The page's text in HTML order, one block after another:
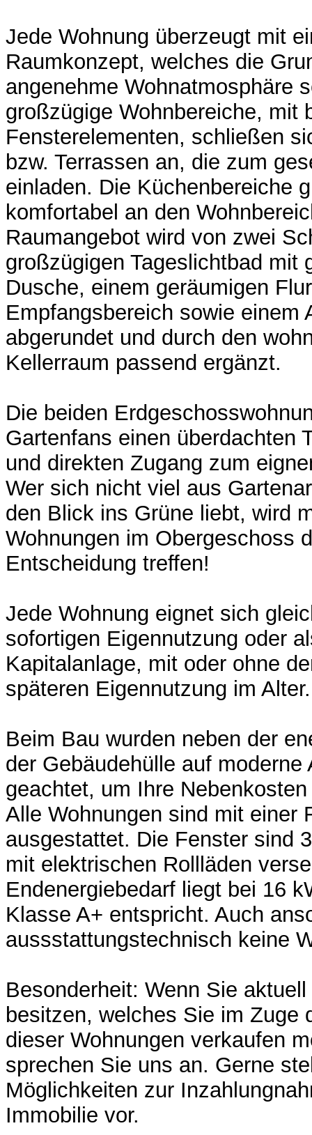
Jede Wohnung überzeugt mit
Raumkonzept, welches die
angenehme Wohnatmosphäre
großzügige Wohnbereiche, mit
Fensterelementen, schließen
bzw. Terrassen an, die zum
einladen. Die Küchenbereiche
komfortabel an den
Raumangebot wird von zwei
großzügigen Tageslichtbad mit
Dusche, einem geräumigen
Empfangsbereich sowie einem
abgerundet und durch den
Kellerraum passend ergänzt.
Die beiden
Gartenfans einen überdachten
und direkten Zugang zum
Wer sich nicht viel aus
den Blick ins Grüne liebt, wird
Wohnungen im Obergeschoss
Entscheidung treffen!
Jede Wohnung eignet sich
sofortigen Eigennutzung oder
Kapitalanlage, mit oder ohne
späteren Eigennutzung im Alter.
Beim Bau wurden neben der
der Gebäudehülle auf moderne
geachtet, um Ihre
Alle Wohnungen sind mit einer
ausgestattet. Die Fenster sind
mit elektrischen Rollläden
Endenergiebedarf liegt bei 16
Klasse A+ entspricht. Auch
aussstattungstechnisch keine
Besonderheit: Wenn Sie
besitzen, welches Sie im Zuge
dieser Wohnungen verkaufen
sprechen Sie uns an. Gerne
Möglichkeiten zur
Immobilie vor.